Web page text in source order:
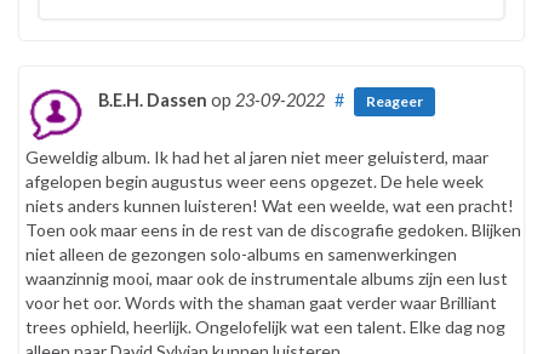
B.E.H. Dassen op 23-09-2022 # Reageer
Geweldig album. Ik had het al jaren niet meer geluisterd, maar
afgelopen begin augustus weer eens opgezet. De hele week
niets anders kunnen luisteren! Wat een weelde, wat een pracht!
Toen ook maar eens in de rest van de discografie gedoken. Blijken
niet alleen de gezongen solo-albums en samenwerkingen
waanzinnig mooi, maar ook de instrumentale albums zijn een lust
voor het oor. Words with the shaman gaat verder waar Brilliant
trees ophield, heerlijk. Ongelofelijk wat een talent. Elke dag nog